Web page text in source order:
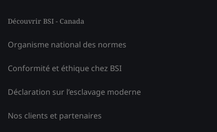
Découvrir BSI - Canada
Organisme national des normes
Conformité et éthique chez BSI
Déclaration sur l’esclavage moderne
Nos clients et partenaires